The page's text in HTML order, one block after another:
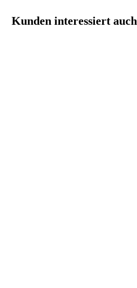
Kunden interessiert auch